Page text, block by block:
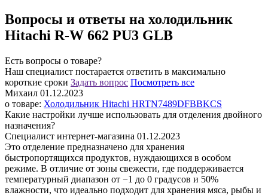
Вопросы и ответы на холодильник
Hitachi R-W 662 PU3 GLB
Есть вопросы о товаре?
Наш специалист постарается ответить в максимально
короткие сроки Задать вопрос Поcмотреть все
Михаил 01.12.2023
о товаре: Холодильник Hitachi HRTN7489DFBBKCS
Какие настройки лучше использовать для отделения двойного
назначения?
Специалист интернет-магазина 01.12.2023
Это отделение предназначено для хранения
быстропортящихся продуктов, нуждающихся в особом
режиме. В отличие от зоны свежести, где поддерживается
температурный диапазон от −1 до 0 градусов и 50%
влажности, что идеально подходит для хранения мяса, рыбы и